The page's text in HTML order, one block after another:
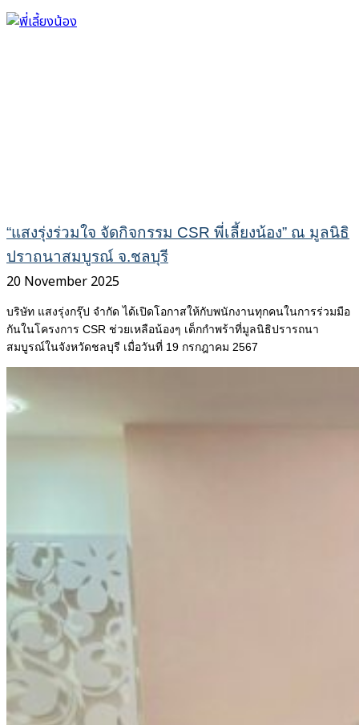
“แสงรุ่งร่วมใจ จัดกิจกรรม CSR พี่เลี้ยงน้อง” ณ มูลนิธิ
ปราถนาสมบูรณ์ จ.ชลบุรี
20 November 2025
บริษัท แสงรุ่งกรุ๊ป จำกัด ได้เปิดโอกาสให้กับพนักงานทุกคนในการร่วมมือ
กันในโครงการ CSR ช่วยเหลือน้องๆ เด็กกำพร้าที่มูลนิธิปรารถนา
สมบูรณ์ในจังหวัดชลบุรี เมื่อวันที่ 19 กรกฎาคม 2567